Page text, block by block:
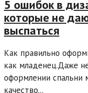
5 ошибок в
которые не
выспаться
Как правильно
как младенец.Даже
оформлении спальни
качество...